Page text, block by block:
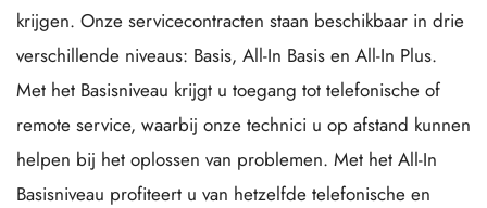
krijgen. Onze servicecontracten staan beschikbaar in drie
verschillende niveaus: Basis, All-In Basis en All-In Plus.
Met het Basisniveau krijgt u toegang tot telefonische of
remote service, waarbij onze technici u op afstand kunnen
helpen bij het oplossen van problemen. Met het All-In
Basisniveau profiteert u van hetzelfde telefonische en